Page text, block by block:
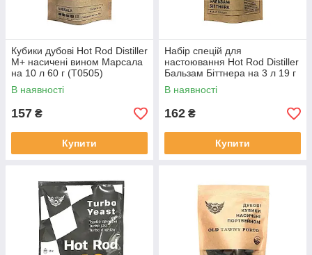
Кубики дубові Hot Rod Distiller
M+ насичені вином Марсала
на 10 л 60 г (T0505)
В наявності
157 ₴
Купити
Набір спецій для
настоювання Hot Rod Distiller
Бальзам Біттнера на 3 л 19 г
(S0165)
В наявності
162 ₴
Купити